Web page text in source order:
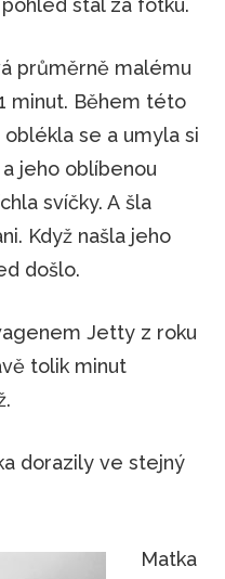
průměrně malému
minut. Během této
se a umyla si
jeho oblíbenou
svíčky. A šla
Když našla jeho
došlo.
Jetty z roku
tolik minut
dorazily ve stejný
Matka